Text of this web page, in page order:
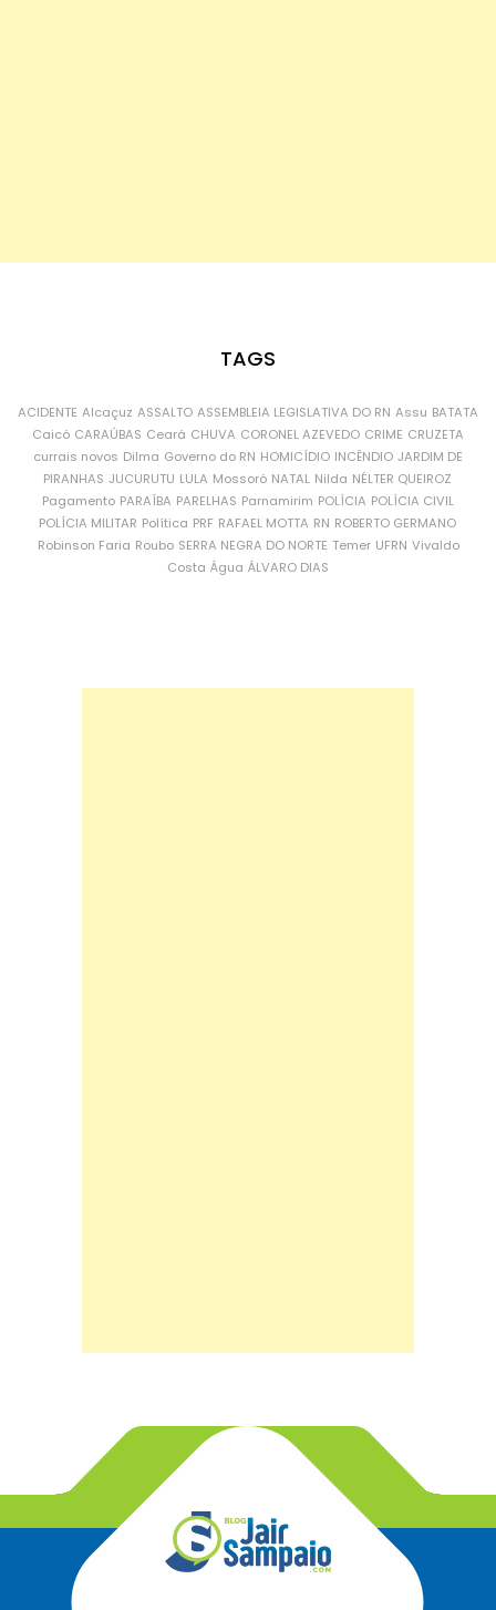
TAGS
ACIDENTE Alcaçuz ASSALTO ASSEMBLEIA LEGISLATIVA DO RN Assu BATATA
Caicó CARAÚBAS Ceará CHUVA CORONEL AZEVEDO CRIME CRUZETA
currais novos Dilma Governo do RN HOMICÍDIO INCÊNDIO JARDIM DE
PIRANHAS JUCURUTU LULA Mossoró NATAL Nilda NÉLTER QUEIROZ
Pagamento PARAÍBA PARELHAS Parnamirim POLÍCIA POLÍCIA CIVIL
POLÍCIA MILITAR Política PRF RAFAEL MOTTA RN ROBERTO GERMANO
Robinson Faria Roubo SERRA NEGRA DO NORTE Temer UFRN Vivaldo
Costa Água ÁLVARO DIAS